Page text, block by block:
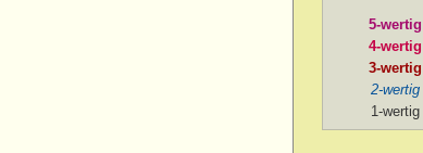
5-wertig
4-wertig
3-wertig
2-wertig
1-wertig